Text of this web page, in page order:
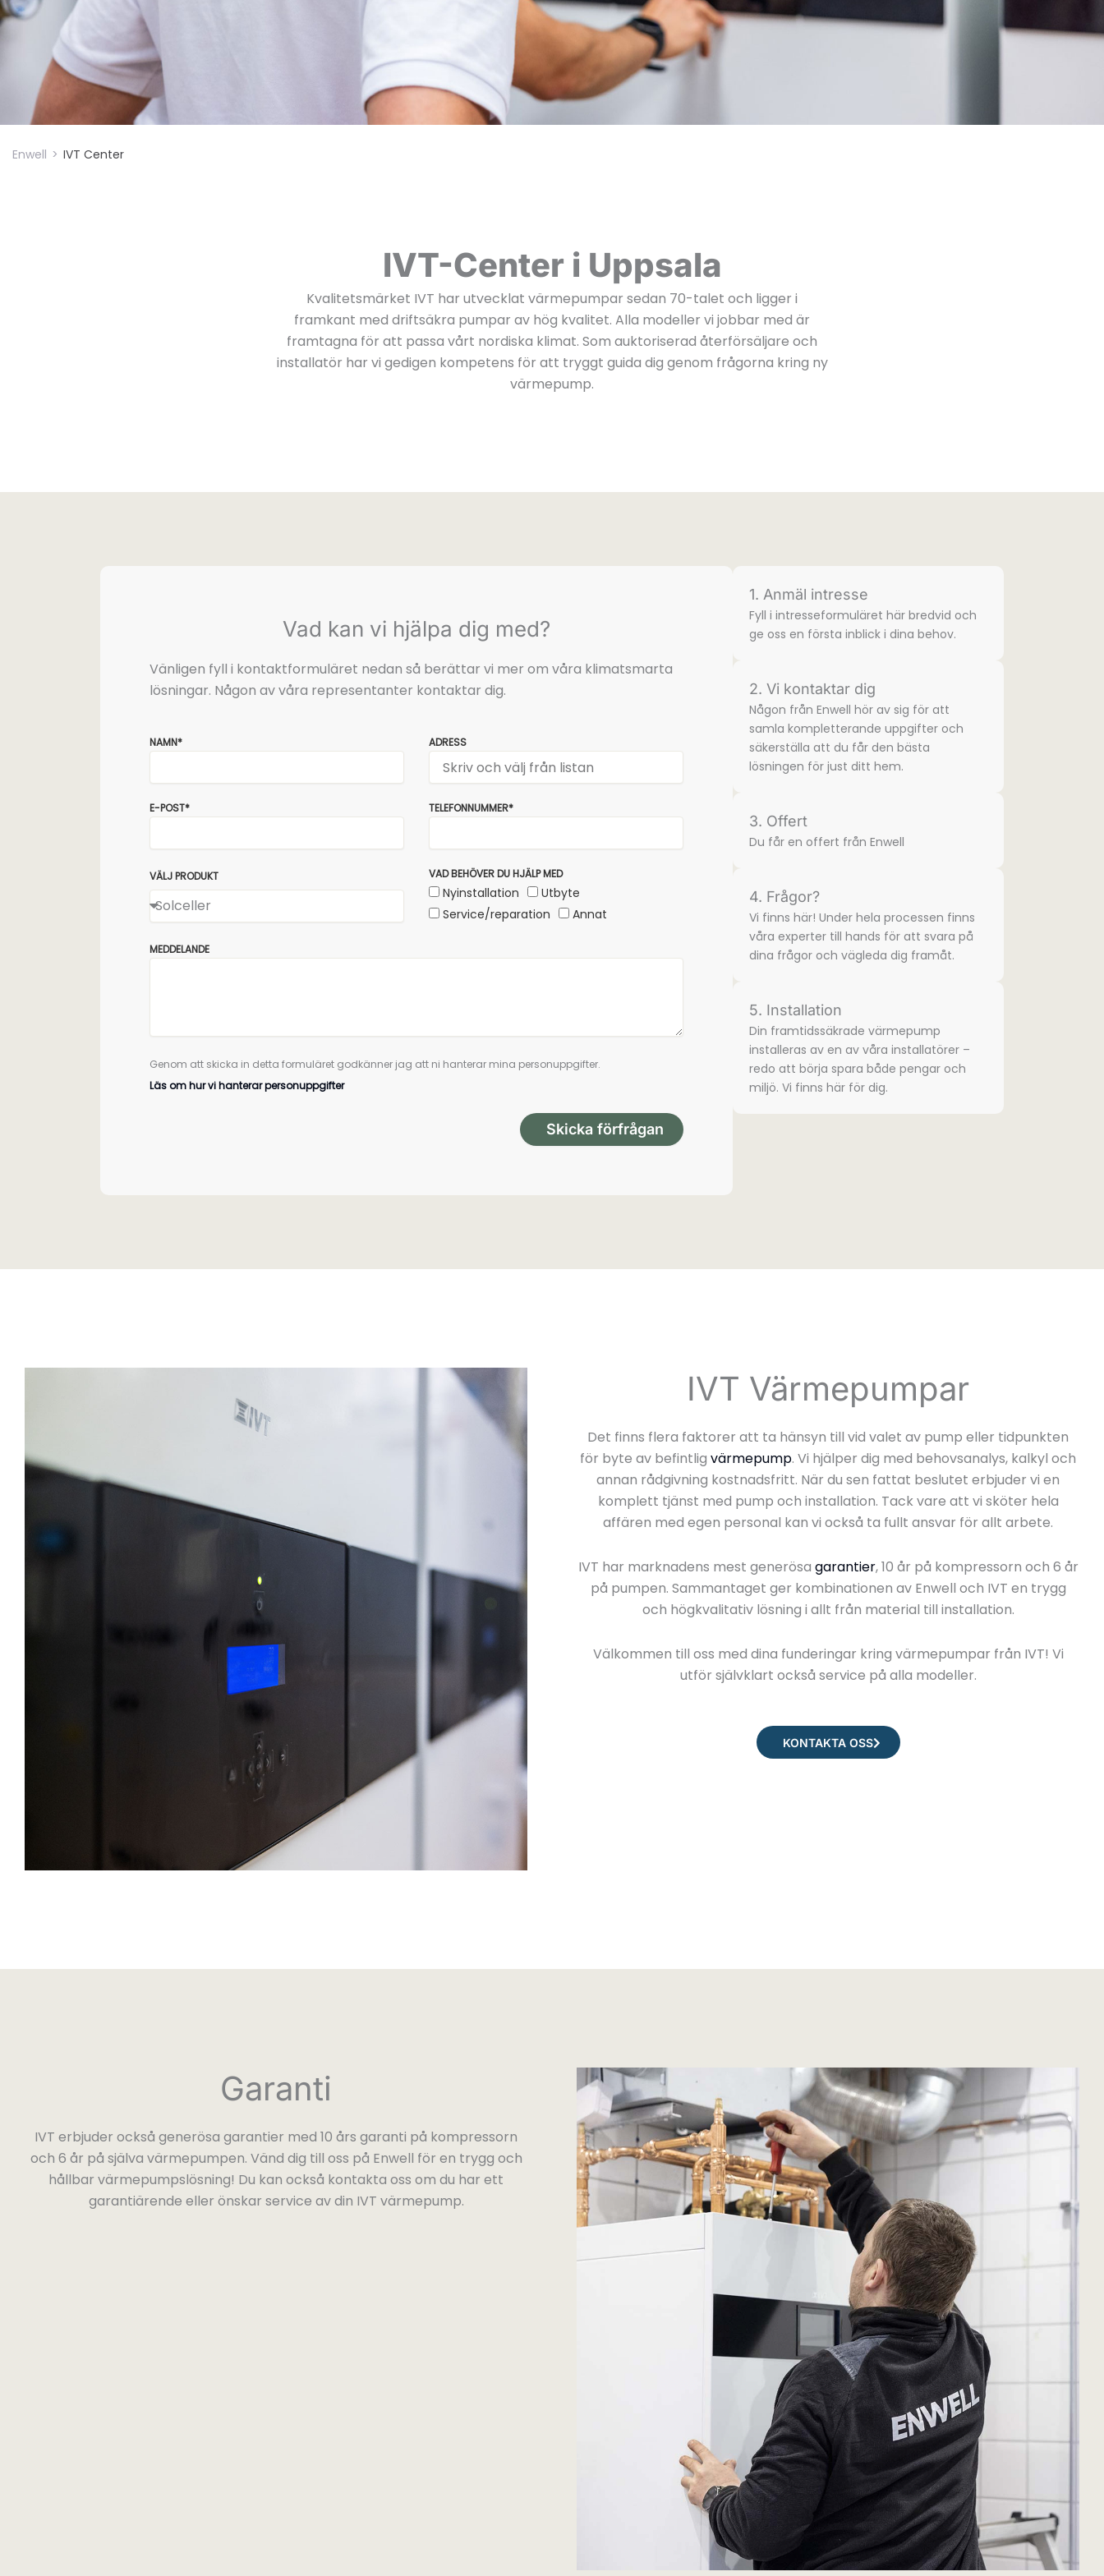
Enwell > IVT Center
IVT-Center i Uppsala
Kvalitetsmärket IVT har utvecklat värmepumpar sedan 70-talet och ligger i
framkant med driftsäkra pumpar av hög kvalitet. Alla modeller vi jobbar med är
framtagna för att passa vårt nordiska klimat. Som auktoriserad återförsäljare och
installatör har vi gedigen kompetens för att tryggt guida dig genom frågorna kring ny
värmepump.
Vad kan vi hjälpa dig med?
Vänligen fyll i kontaktformuläret nedan så berättar vi mer om våra klimatsmarta
lösningar. Någon av våra representanter kontaktar dig.
NAMN* ADRESS
E-POST* TELEFONNUMMER*
VÄLJ PRODUKT VAD BEHÖVER DU HJÄLP MED
Nyinstallation
Utbyte
Service/reparation
Annat
MEDDELANDE
Genom att skicka in detta formuläret godkänner jag att ni hanterar mina personuppgifter.
Läs om hur vi hanterar personuppgifter
Skicka förfrågan
1. Anmäl intresse
Fyll i intresse­formuläret här bredvid och
ge oss en första inblick i dina behov.
2. Vi kontaktar dig
Någon från Enwell hör av sig för att
samla komplette­rande uppgifter och
säkerställa att du får den bästa
lösningen för just ditt hem.
3. Offert
Du får en offert från Enwell
4. Frågor?
Vi finns här! Under hela processen finns
våra experter till hands för att svara på
dina frågor och vägleda dig framåt.
5. Installation
Din framtidssäkrade värmepump
installeras av en av våra installatörer –
redo att börja spara både pengar och
miljö. Vi finns här för dig.​
IVT Värmepumpar
Det finns flera faktorer att ta hänsyn till vid valet av pump eller tidpunkten
för byte av befintlig värmepump. Vi hjälper dig med behovsanalys, kalkyl och
annan rådgivning kostnadsfritt. När du sen fattat beslutet erbjuder vi en
komplett tjänst med pump och installation. Tack vare att vi sköter hela
affären med egen personal kan vi också ta fullt ansvar för allt arbete.
IVT har marknadens mest generösa garantier, 10 år på kompressorn och 6 år
på pumpen. Sammantaget ger kombinationen av Enwell och IVT en trygg
och högkvalitativ lösning i allt från material till installation.
Välkommen till oss med dina funderingar kring värmepumpar från IVT! Vi
utför självklart också service på alla modeller.
KONTAKTA OSS
Garanti
IVT erbjuder också generösa garantier med 10 års garanti på kompressorn
och 6 år på själva värmepumpen. Vänd dig till oss på Enwell för en trygg och
hållbar värmepumpslösning! Du kan också kontakta oss om du har ett
garantiärende eller önskar service av din IVT värmepump.